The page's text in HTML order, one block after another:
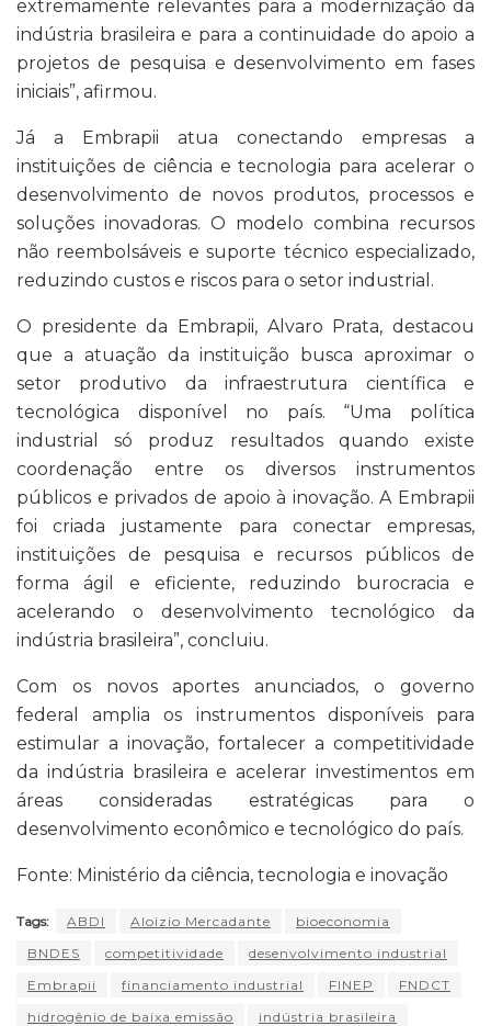
extremamente relevantes para a modernização da
indústria brasileira e para a continuidade do apoio a
projetos de pesquisa e desenvolvimento em fases
iniciais”, afirmou.
Já a Embrapii atua conectando empresas a
instituições de ciência e tecnologia para acelerar o
desenvolvimento de novos produtos, processos e
soluções inovadoras. O modelo combina recursos
não reembolsáveis e suporte técnico especializado,
reduzindo custos e riscos para o setor industrial.
O presidente da Embrapii, Alvaro Prata, destacou
que a atuação da instituição busca aproximar o
setor produtivo da infraestrutura científica e
tecnológica disponível no país. “Uma política
industrial só produz resultados quando existe
coordenação entre os diversos instrumentos
públicos e privados de apoio à inovação. A Embrapii
foi criada justamente para conectar empresas,
instituições de pesquisa e recursos públicos de
forma ágil e eficiente, reduzindo burocracia e
acelerando o desenvolvimento tecnológico da
indústria brasileira”, concluiu.
Com os novos aportes anunciados, o governo
federal amplia os instrumentos disponíveis para
estimular a inovação, fortalecer a competitividade
da indústria brasileira e acelerar investimentos em
áreas consideradas estratégicas para o
desenvolvimento econômico e tecnológico do país.
Fonte: Ministério da ciência, tecnologia e inovação
Tags: ABDI Aloizio Mercadante
bioeconomia
BNDES
competitividade
desenvolvimento industrial
Embrapii
financiamento industrial FINEP
FNDCT
hidrogênio de baixa emissão
indústria brasileira